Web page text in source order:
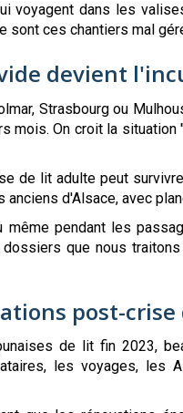
voyagent dans les
sont ces chantiers mal
devient
Strasbourg ou
On croit la
de lit adulte peut
d'Alsace, avec
même pendant les
dossiers que nous
post-crise
de lit fin 2023,
les voyages, les